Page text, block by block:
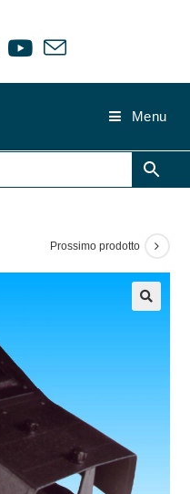
Menu
Prossimo prodotto